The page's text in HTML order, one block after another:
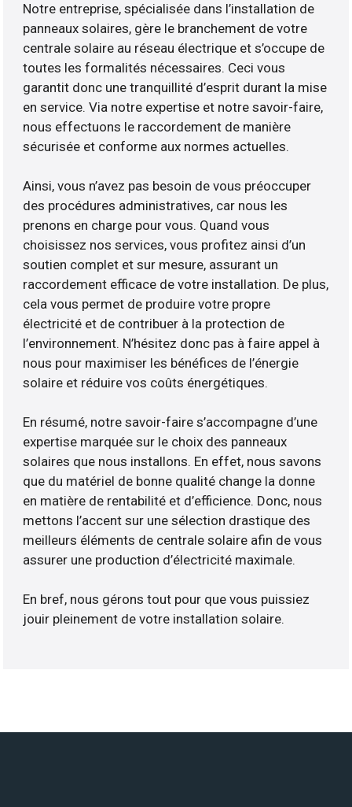
Notre entreprise, spécialisée dans l’installation de
panneaux solaires, gère le branchement de votre
centrale solaire au réseau électrique et s’occupe de
toutes les formalités nécessaires. Ceci vous
garantit donc une tranquillité d’esprit durant la mise
en service. Via notre expertise et notre savoir-faire,
nous effectuons le raccordement de manière
sécurisée et conforme aux normes actuelles.
Ainsi, vous n’avez pas besoin de vous préoccuper
des procédures administratives, car nous les
prenons en charge pour vous. Quand vous
choisissez nos services, vous profitez ainsi d’un
soutien complet et sur mesure, assurant un
raccordement efficace de votre installation. De plus,
cela vous permet de produire votre propre
électricité et de contribuer à la protection de
l’environnement. N’hésitez donc pas à faire appel à
nous pour maximiser les bénéfices de l’énergie
solaire et réduire vos coûts énergétiques.
En résumé, notre savoir-faire s’accompagne d’une
expertise marquée sur le choix des panneaux
solaires que nous installons. En effet, nous savons
que du matériel de bonne qualité change la donne
en matière de rentabilité et d’efficience. Donc, nous
mettons l’accent sur une sélection drastique des
meilleurs éléments de centrale solaire afin de vous
assurer une production d’électricité maximale.
En bref, nous gérons tout pour que vous puissiez
jouir pleinement de votre installation solaire.